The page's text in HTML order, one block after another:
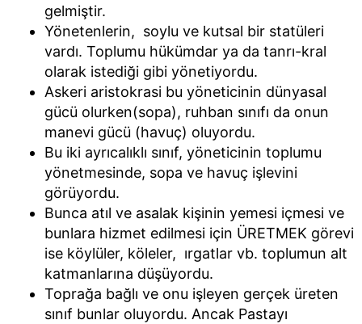
gelmiştir.
Yönetenlerin, soylu ve kutsal bir statüleri
vardı. Toplumu hükümdar ya da tanrı-kral
olarak istediği gibi yönetiyordu.
Askeri aristokrasi bu yöneticinin dünyasal
gücü olurken(sopa), ruhban sınıfı da onun
manevi gücü (havuç) oluyordu.
Bu iki ayrıcalıklı sınıf, yöneticinin toplumu
yönetmesinde, sopa ve havuç işlevini
görüyordu.
Bunca atıl ve asalak kişinin yemesi içmesi ve
bunlara hizmet edilmesi için ÜRETMEK görevi
ise köylüler, köleler, ırgatlar vb. toplumun alt
katmanlarına düşüyordu.
Toprağa bağlı ve onu işleyen gerçek üreten
sınıf bunlar oluyordu. Ancak Pastayı